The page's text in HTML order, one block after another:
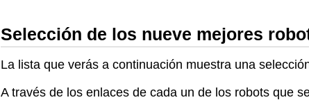
Selección de los nueve mejores
La lista que verás a continuación muestra una
A través de los enlaces de cada un de los robots que